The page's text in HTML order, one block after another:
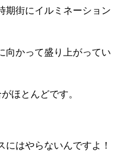
期街にイルミネーション
向かって盛り上がってい
ほとんどです。
にはやらないんですよ！